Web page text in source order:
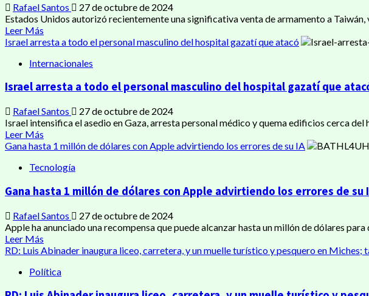
Rafael Santos
27 de octubre de 2024
Estados Unidos autorizó recientemente una significativa venta de armamento a Taiwán,
Leer Más
Israel arresta a todo el personal masculino del hospital gazatí que atacó
Internacionales
Israel arresta a todo el personal masculino del hospital gazatí que
Rafael Santos
27 de octubre de 2024
Israel intensifica el asedio en Gaza, arresta personal médico y quema edificios cerca del
Leer Más
Gana hasta 1 millón de dólares con Apple advirtiendo los errores de su IA
Tecnología
Gana hasta 1 millón de dólares con Apple advirtiendo los errores de su
Rafael Santos
27 de octubre de 2024
Apple ha anunciado una recompensa que puede alcanzar hasta un millón de dólares para
Leer Más
RD: Luis Abinader inaugura liceo, carretera, y un muelle turístico y pesquero en Miches;
Política